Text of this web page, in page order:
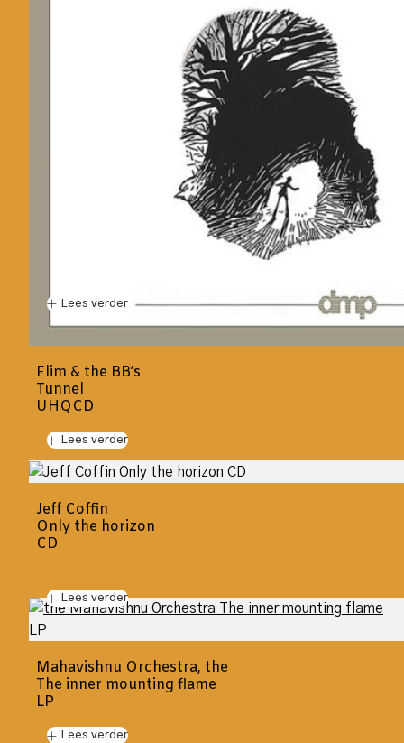
Lees verder
Flim & the BB’s
Tunnel
UHQCD
Lees verder
Jeff Coffin
Only the horizon
CD
Lees verder
Mahavishnu Orchestra, the
The inner mounting flame
LP
Lees verder